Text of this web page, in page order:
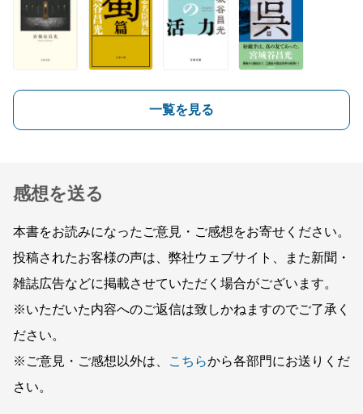
一覧を見る
感想を送る
本書をお読みになったご意見・ご感想をお寄せください。
投稿されたお客様の声は、弊社ウェブサイト、また新聞・
雑誌広告などに掲載させていただく場合がございます。
※いただいた内容へのご返信は致しかねますのでご了承く
ださい。
※ご意見・ご感想以外は、
こちらから各部門にお送りくだ
さい。